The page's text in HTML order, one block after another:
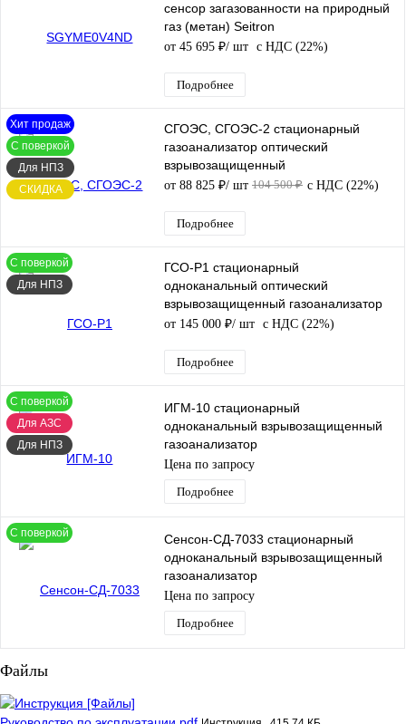
сенсор загазованности на природный
газ (метан) Seitron
от 45 695 ₽/ шт с НДС (22%)
Подробнее
Хит продаж
С поверкой
Для НПЗ
СКИДКА
СГОЭС, СГОЭС-2 стационарный
газоанализатор оптический
взрывозащищенный
от 88 825 ₽/ шт 104 500 ₽ с НДС (22%)
Подробнее
С поверкой
Для НПЗ
ГСО-Р1 стационарный
одноканальный оптический
взрывозащищенный газоанализатор
от 145 000 ₽/ шт с НДС (22%)
Подробнее
С поверкой
Для АЗС
Для НПЗ
ИГМ-10 стационарный
одноканальный взрывозащищенный
газоанализатор
Цена по запросу
Подробнее
С поверкой
Сенсон-СД-7033 стационарный
одноканальный взрывозащищенный
газоанализатор
Цена по запросу
Подробнее
Файлы